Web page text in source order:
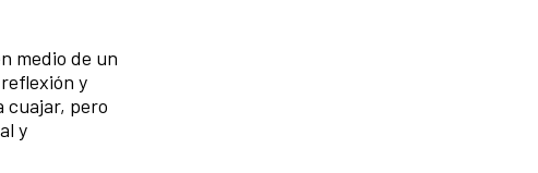
medio de un
y
cuajar, pero
y